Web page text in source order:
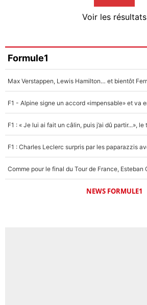
Faris Moumbagna
4%
Un autre joueur
5%
Voir les résultats
Formule1
NEWS FORMULE1